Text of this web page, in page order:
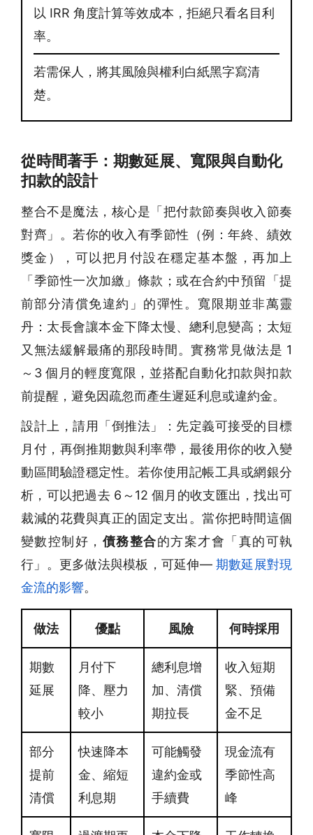
以 IRR 角度計算等效成本，拒絕只看名目利
率。
若需保人，將其風險與權利白紙黑字寫清
楚。
從時間著手：期數延展、寬限與自動化
扣款的設計
整合不是魔法，核心是「把付款節奏與收入節奏
對齊」。若你的收入有季節性（例：年終、績效
獎金），可以把月付設在穩定基本盤，再加上
「季節性一次加繳」條款；或在合約中預留「提
前部分清償免違約」的彈性。寬限期並非萬靈
丹：太長會讓本金下降太慢、總利息變高；太短
又無法緩解最痛的那段時間。實務常見做法是 1
～3 個月的輕度寬限，並搭配自動化扣款與扣款
前提醒，避免因疏忽而產生遲延利息或違約金。
設計上，請用「倒推法」：先定義可接受的目標
月付，再倒推期數與利率帶，最後用你的收入變
動區間驗證穩定性。若你使用記帳工具或網銀分
析，可以把過去 6～12 個月的收支匯出，找出可
裁減的花費與真正的固定支出。當你把時間這個
變數控制好， 債務整合的方案才會「真的可執
行」。更多做法與模板，可延伸—期數延展對現
金流的影響。
做法 優點 風險 何時採用
期數
延展
月付下
降、壓力
較小
總利息增
加、清償
期拉長
收入短期
緊、預備
金不足
部分
提前
清償
快速降本
金、縮短
利息期
可能觸發
違約金或
手續費
現金流有
季節性高
峰